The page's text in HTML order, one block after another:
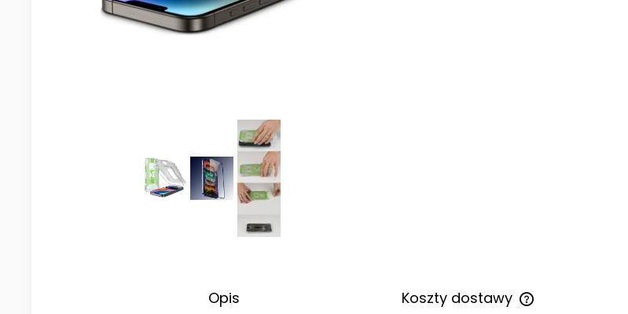
Opis Koszty dostawy